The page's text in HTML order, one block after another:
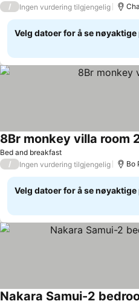
/ Ingen vurdering tilgjengelig
Velg datoer for å se
Bed and breakfast
8Br monkey villa room
/ Ingen vurdering tilgjengelig Bo
Velg datoer for å se
Nakara Samui-2